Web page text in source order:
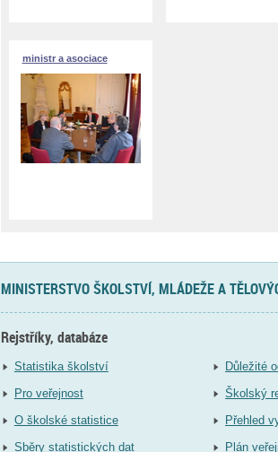
ministr a asociace
MINISTERSTVO ŠKOLSTVÍ, MLÁDEŽE A
Rejstříky, databáze
Statistika školství
Pro veřejnost
O školské statistice
Sběry statistických dat
Důležité
Školský
Přehled
Plán